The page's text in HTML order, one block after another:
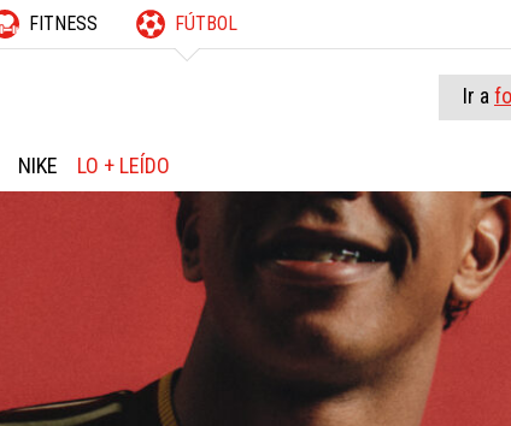
FITNESS FÚTBOL
NIKE LO + LEÍDO
Ir a